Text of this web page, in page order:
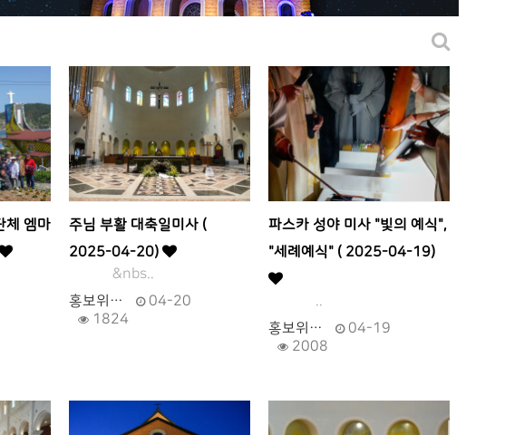
체 엠마
주님 부활 대축일미사 (
2025-04-20)
&nbs..
홍보위…
04-20
1824
파스카 성야 미사 "빛의 예식",
"세례예식" ( 2025-04-19)
..
홍보위…
04-19
2008